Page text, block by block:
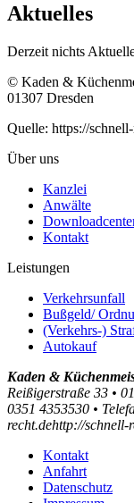
Aktuelles
Derzeit nichts
© Kaden &
01307 Dresden
Quelle: https://
Über uns
Kanzlei
Anwälte
Kontakt
Leistungen
Verkehrsunfall
Bußgeld/
(Verkehrs-)
Autokauf
Kaden &
Reißigerstraße 33 •
0351 4353530 • Tele
recht.dehttp://schnell-
Kontakt
Anfahrt
Datenschutz